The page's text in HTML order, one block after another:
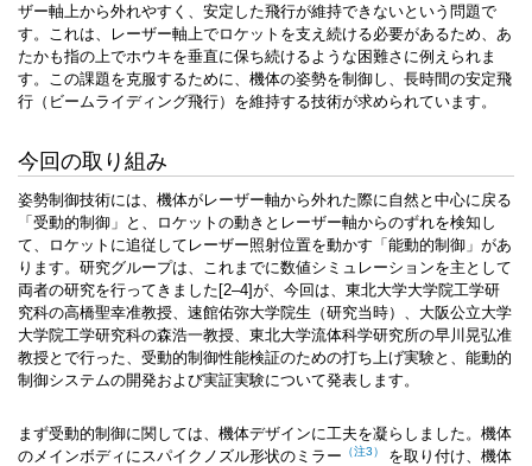
ザー軸上から外れやすく、安定した飛行が維持できないという問題で
す。これは、レーザー軸上でロケットを支え続ける必要があるため、あ
たかも指の上でホウキを垂直に保ち続けるような困難さに例えられま
す。この課題を克服するために、機体の姿勢を制御し、長時間の安定飛
行（ビームライディング飛行）を維持する技術が求められています。
今回の取り組み
姿勢制御技術には、機体がレーザー軸から外れた際に自然と中心に戻る
「受動的制御」と、ロケットの動きとレーザー軸からのずれを検知し
て、ロケットに追従してレーザー照射位置を動かす「能動的制御」があ
ります。研究グループは、これまでに数値シミュレーションを主として
両者の研究を行ってきました[2–4]が、今回は、東北大学大学院工学研
究科の高橋聖幸准教授、速館佑弥大学院生（研究当時）、大阪公立大学
大学院工学研究科の森浩一教授、東北大学流体科学研究所の早川晃弘准
教授とで行った、受動的制御性能検証のための打ち上げ実験と、能動的
制御システムの開発および実証実験について発表します。
まず受動的制御に関しては、機体デザインに工夫を凝らしました。機体
のメインボディに スパイクノズル形状のミラー （注3）
を取り付け、機体